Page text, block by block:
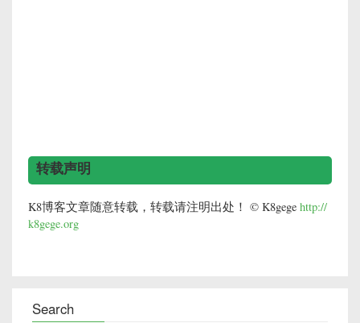
转载声明
K8博客文章随意转载，转载请注明出处！ © K8gege http://
k8gege.org
Search